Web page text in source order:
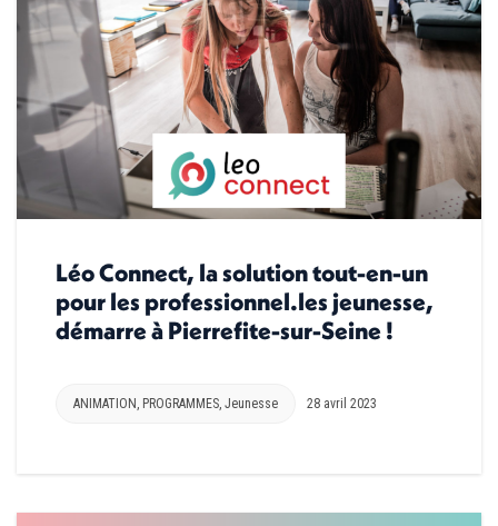
Léo Connect, la solution tout-en-un
pour les professionnel.les jeunesse,
démarre à Pierrefite-sur-Seine !
ANIMATION , PROGRAMMES, Jeunesse 28 avril 2023